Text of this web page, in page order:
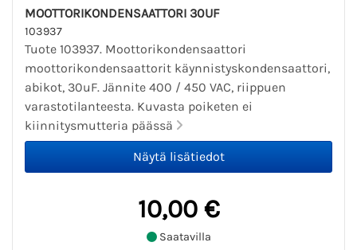
MOOTTORIKONDENSAATTORI 30UF
103937
Tuote 103937. Moottorikondensaattori
moottorikondensaattorit käynnistyskondensaattori,
abikot, 30uF. Jännite 400 / 450 VAC, riippuen
varastotilanteesta. Kuvasta poiketen ei
kiinnitysmutteria päässä
10,00 €
Saatavilla